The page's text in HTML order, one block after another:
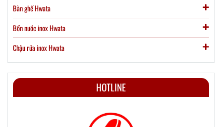
Bàn ghế Hwata
Bồn nước inox Hwata
Chậu rửa inox Hwata
HOTLINE